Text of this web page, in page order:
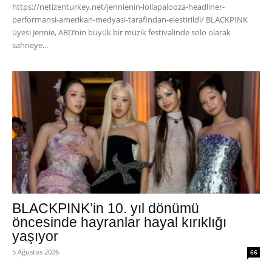
https://netizenturkey.net/jennienin-lollapalooza-headliner-
performansi-amerikan-medyasi-tarafindan-elestirildi/ BLACKPINK
üyesi Jennie, ABD’nin büyük bir müzik festivalinde solo olarak
sahneye...
BLACKPINK’in 10. yıl dönümü
öncesinde hayranlar hayal kırıklığı
yaşıyor
5 Ağustos 2026 66